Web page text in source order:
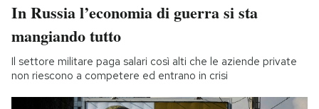
In Russia l’economia di guerra si sta
mangiando tutto
Il settore militare paga salari così alti che le aziende private
non riescono a competere ed entrano in crisi